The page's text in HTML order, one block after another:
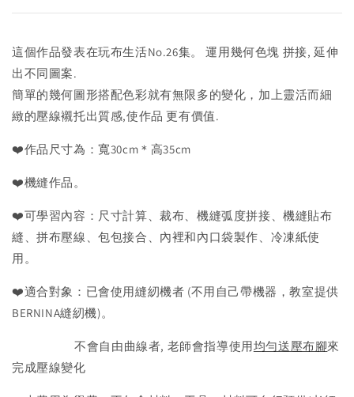
這個作品發表在玩布生活No.26集。 運用幾何色塊 拼接, 延伸
出不同圖案.
簡單的幾何圖形搭配色彩就有無限多的變化，加上靈活而細
緻的壓線襯托出質感,使作品 更有價值.
❤️作品尺寸為：寬30cm＊高35cm
❤️機縫作品。
❤️可學習內容：尺寸計算、裁布、機縫弧度拼接、機縫貼布
縫、拼布壓線、包包接合、內裡和內口袋製作、冷凍紙使
用。
❤️適合對象：已會使用縫紉機者 (不用自己帶機器，教室提供
BERNINA縫紉機)。
不會自由曲線者, 老師會指導使用均勻送壓布腳來
完成壓線變化